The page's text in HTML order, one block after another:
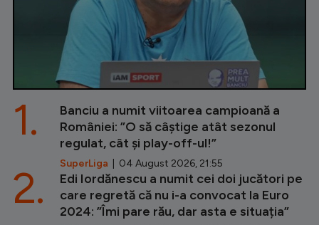
Banciu a numit viitoarea campioană a
României: ”O să câștige atât sezonul
regulat, cât și play-off-ul!”
SuperLiga | 04 August 2026, 21:55
1.
Edi Iordănescu a numit cei doi jucători pe
care regretă că nu i-a convocat la Euro
2024: ”Îmi pare rău, dar asta e situația”
2.